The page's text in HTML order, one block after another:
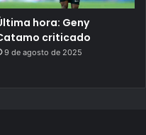
hora: Geny
criticado
9 de agosto de 2025